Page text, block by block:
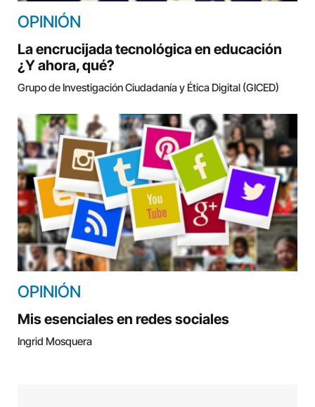
OPINIÓN
La encrucijada tecnológica en educación
¿Y ahora, qué?
Grupo de Investigación Ciudadanía y Ética Digital (GICED)
OPINIÓN
Mis esenciales en redes sociales
Ingrid Mosquera